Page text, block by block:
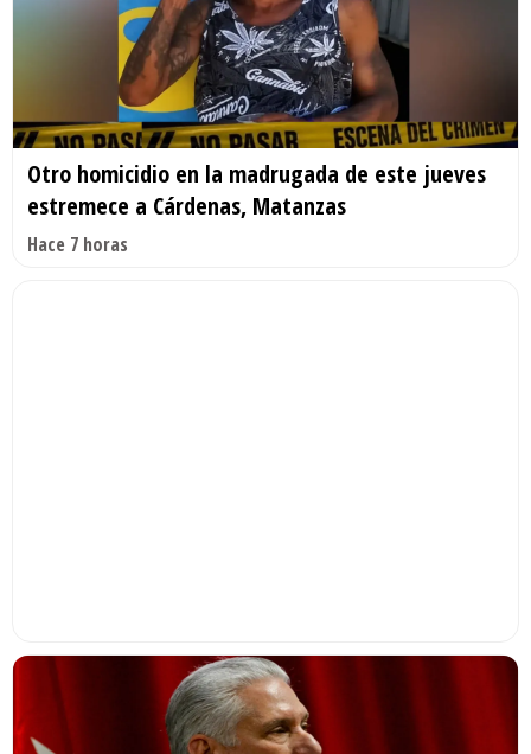
Otro homicidio en la madrugada de este jueves
estremece a Cárdenas, Matanzas
Hace 7 horas